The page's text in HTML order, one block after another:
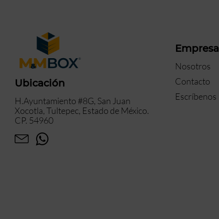
Ubicación
H.Ayuntamiento #8G, San Juan
Xocotla, Tultepec, Estado de México.
CP. 54960
Empresa
Nosotros
Contacto
Escríbenos